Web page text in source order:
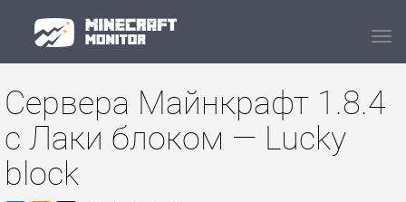
Сервера Майнкрафт 1.8.4
с Лаки блоком — Lucky
block